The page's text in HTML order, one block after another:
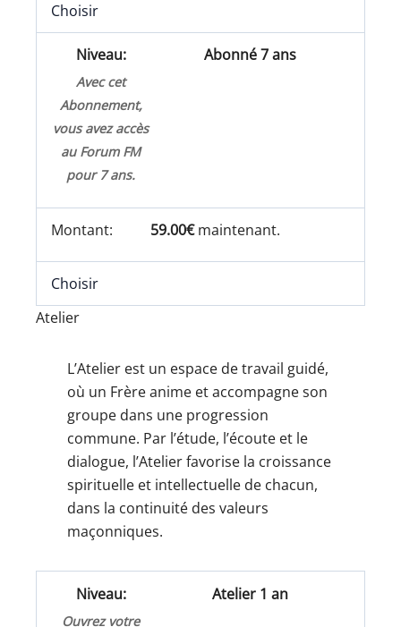
Choisir
Abonné 7 ans
Avec cet
Abonnement,
vous avez accès
au Forum FM
pour 7 ans.
59.00€maintenant.
Choisir
Atelier
L’Atelier est un espace de travail guidé,
où un Frère anime et accompagne son
groupe dans une progression
commune. Par l’étude, l’écoute et le
dialogue, l’Atelier favorise la croissance
spirituelle et intellectuelle de chacun,
dans la continuité des valeurs
maçonniques.
Atelier 1 an
Ouvrez votre